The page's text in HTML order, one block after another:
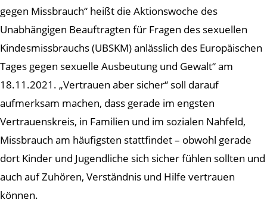
gegen Missbrauch“ heißt die Aktionswoche des
Unabhängigen Beauftragten für Fragen des sexuellen
Kindesmissbrauchs (UBSKM) anlässlich des Europäischen
Tages gegen sexuelle Ausbeutung und Gewalt“ am
18.11.2021. „Vertrauen aber sicher“ soll darauf
aufmerksam machen, dass gerade im engsten
Vertrauenskreis, in Familien und im sozialen Nahfeld,
Missbrauch am häufigsten stattfindet – obwohl gerade
dort Kinder und Jugendliche sich sicher fühlen sollten und
auch auf Zuhören, Verständnis und Hilfe vertrauen
können.